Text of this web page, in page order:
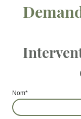
Nom*